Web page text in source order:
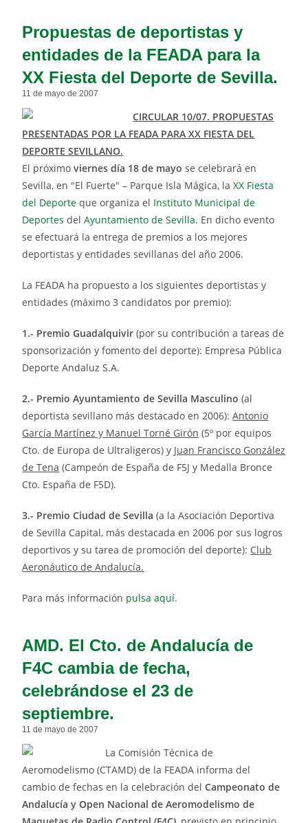
Propuestas de deportistas y
entidades de la FEADA para la
XX Fiesta del Deporte de Sevilla.
11 de mayo de 2007
CIRCULAR 10/07. PROPUESTAS
PRESENTADAS POR LA FEADA PARA XX FIESTA DEL
DEPORTE SEVILLANO.
El próximoviernes día 18 de mayo se celebrará en
Sevilla, en "El Fuerte" – Parque Isla Mágica, laXX Fiesta
del Deporte que organiza el Instituto Municipal de
Deportes delAyuntamiento de Sevilla. En dicho evento
se efectuará la entrega de premios a los mejores
deportistas y entidades sevillanas del año 2006.
La FEADA ha propuesto a los siguientes deportistas y
entidades (máximo 3 candidatos por premio):
1.- Premio Guadalquivir (por su contribución a tareas de
sponsorización y fomento del deporte): Empresa Pública
Deporte Andaluz S.A.
2.- Premio Ayuntamiento de Sevilla Masculino (al
deportista sevillano más destacado en 2006):Antonio
García Martínez y Manuel Torné Girón (5º por equipos
Cto. de Europa de Ultraligeros) y Juan Francisco González
de Tena (Campeón de España de F5J y Medalla Bronce
Cto. España de F5D).
3.- Premio Ciudad de Sevilla (a la Asociación Deportiva
de Sevilla Capital, más destacada en 2006 por sus logros
deportivos y su tarea de promoción del deporte): Club
Aeronáutico de Andalucía.
Para más información pulsa aquí.
AMD. El Cto. de Andalucía de
F4C cambia de fecha,
celebrándose el 23 de
septiembre.
11 de mayo de 2007
La Comisión Técnica de
Aeromodelismo (CTAMD) de la FEADA informa del
cambio de fechas en la celebración delCampeonato de
Andalucía y Open Nacional de Aeromodelismo de